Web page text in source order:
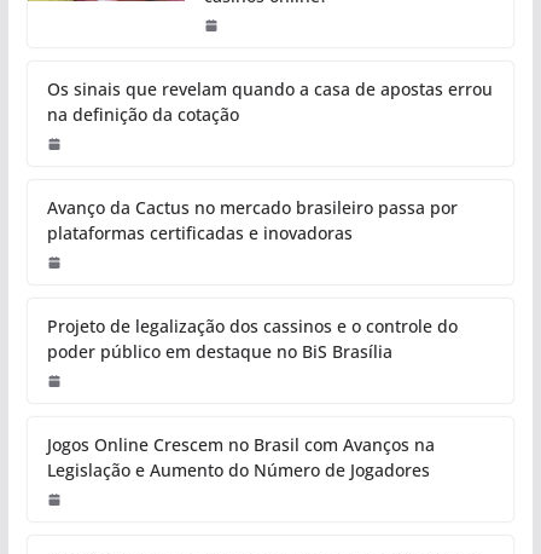
Os sinais que revelam quando a casa de apostas errou
na definição da cotação
Avanço da Cactus no mercado brasileiro passa por
plataformas certificadas e inovadoras
Projeto de legalização dos cassinos e o controle do
poder público em destaque no BiS Brasília
Jogos Online Crescem no Brasil com Avanços na
Legislação e Aumento do Número de Jogadores